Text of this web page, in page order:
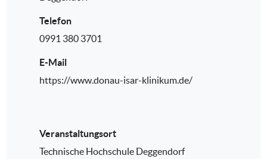
Telefon
0991 380 3701
E-Mail
https://www.donau-isar-klinikum.de/
Veranstaltungsort
Technische Hochschule Deggendorf